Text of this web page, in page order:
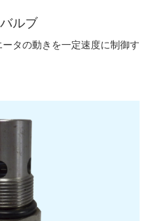
ルブ
タの動きを一定速度に制御す